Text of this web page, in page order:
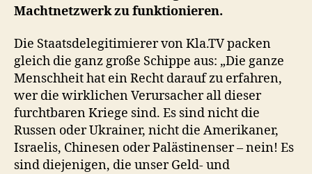
Machtnetzwerk zu funktionieren.
Die Staatsdelegitimierer von Kla.TV packen
gleich die ganz große Schippe aus: „Die ganze
Menschheit hat ein Recht darauf zu erfahren,
wer die wirklichen Verursacher all dieser
furchtbaren Kriege sind. Es sind nicht die
Russen oder Ukrainer, nicht die Amerikaner,
Israelis, Chinesen oder Palästinenser – nein! Es
sind diejenigen, die unser Geld- und